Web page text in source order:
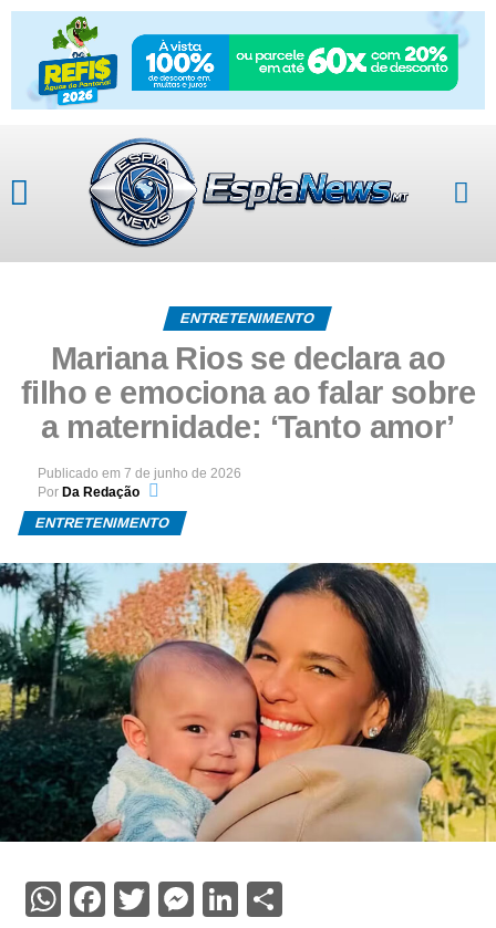
ENTRETENIMENTO
Mariana Rios se declara ao
filho e emociona ao falar sobre
a maternidade: ‘Tanto amor’
Publicado em 7 de junho de 2026
Por Da Redação
ENTRETENIMENTO
WhatsApp
Facebook
Twitter
Messenger
LinkedIn
Share